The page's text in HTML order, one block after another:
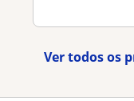
Ver todos os